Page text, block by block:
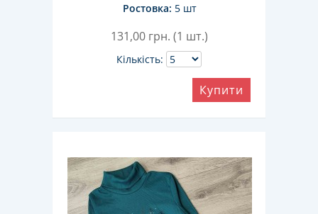
Ростовка: 5 шт
131,00 грн. (1 шт.)
Кількість:
Купити